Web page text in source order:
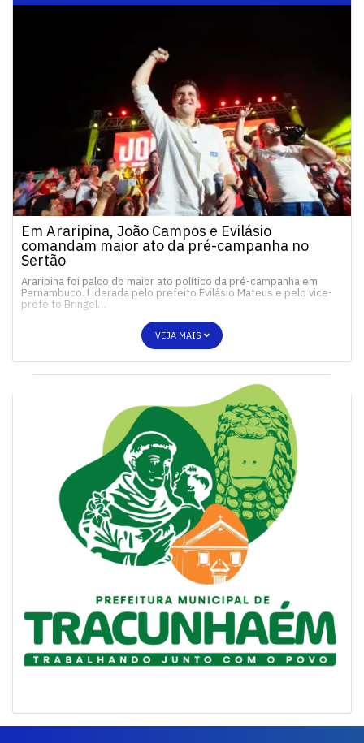
Em Araripina, João Campos e Evilásio
comandam maior ato da pré-campanha no
Sertão
Araripina foi palco do maior ato político da pré-campanha em
Pernambuco. Liderada pelo prefeito Evilásio Mateus e pelo vice-
prefeito Bringel…
VEJA MAIS